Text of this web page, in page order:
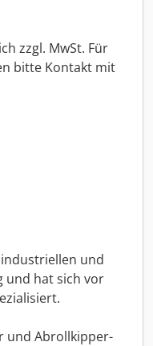
zzgl. MwSt. Für
bitte Kontakt mit
und
und hat sich vor
und Abrollkipper-